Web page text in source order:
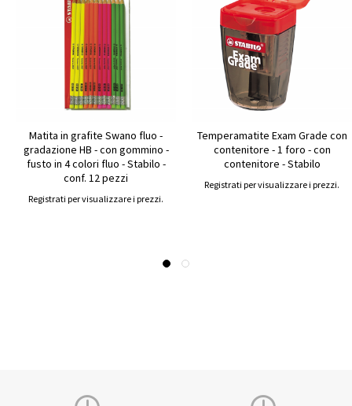
Matita in grafite Swano fluo -
gradazione HB - con gommino -
fusto in 4 colori fluo - Stabilo -
conf. 12 pezzi
Registrati per visualizzare i prezzi.
Temperamatite Exam Grade con
contenitore - 1 foro - con
contenitore - Stabilo
Registrati per visualizzare i prezzi.